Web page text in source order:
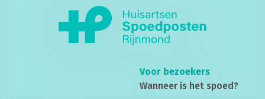
Voor bezoekers
Wanneer is het spoed?